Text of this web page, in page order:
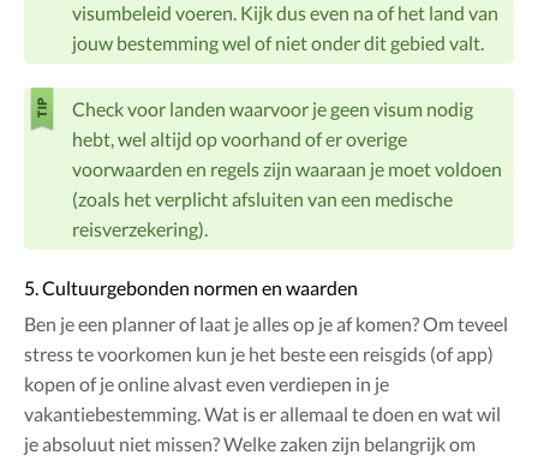
visumbeleid voeren. Kijk dus even na of het land van
jouw bestemming wel of niet onder dit gebied valt.
Check voor landen waarvoor je geen visum nodig
hebt, wel altijd op voorhand of er overige
voorwaarden en regels zijn waaraan je moet voldoen
(zoals het verplicht afsluiten van een medische
reisverzekering).
5. Cultuurgebonden normen en waarden
Ben je een planner of laat je alles op je af komen? Om teveel
stress te voorkomen kun je het beste een reisgids (of app)
kopen of je online alvast even verdiepen in je
vakantiebestemming. Wat is er allemaal te doen en wat wil
je absoluut niet missen? Welke zaken zijn belangrijk om